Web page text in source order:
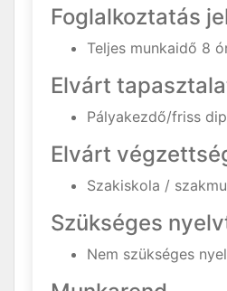
Foglalkoztatás
Teljes munkaidő 8
Elvárt
Pályakezdő/friss
Elvárt
Szakiskola /
Szükséges
Nem szükséges